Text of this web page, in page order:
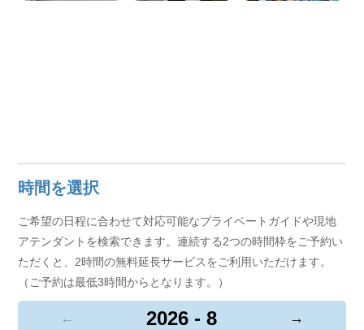
時間を選択
ご希望の日程に合わせて対応可能なプライベートガイドや現地
アテンダントを検索できます。連続する2つの時間枠をご予約い
ただくと、2時間の無料延長サービスをご利用いただけます。
（ご予約は最低3時間からとなります。）
← 2026 - 8 →